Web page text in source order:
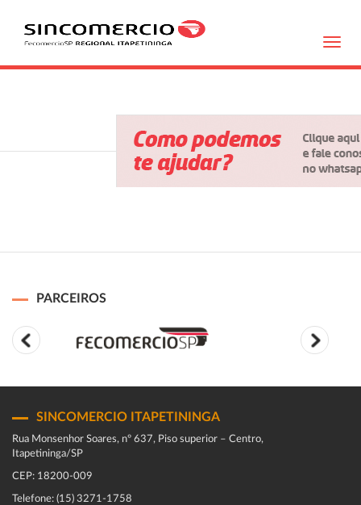
PARCEIROS
SINCOMERCIO ITAPETININGA
Rua Monsenhor Soares, nº 637, Piso superior – Centro,
Itapetininga/SP
CEP: 18200-009
Telefone: (15) 3271-1758